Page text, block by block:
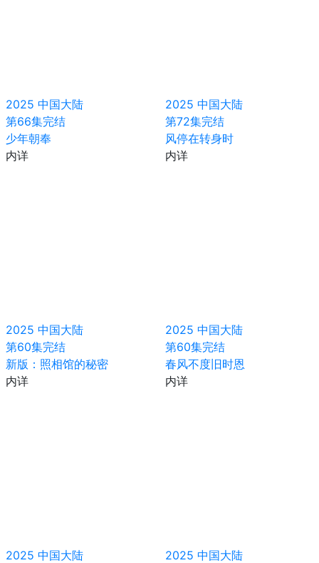
2025 中国大陆
第66集完结
少年朝奉
内详
2025 中国大陆
第72集完结
风停在转身时
内详
2025 中国大陆
第60集完结
新版：照相馆的秘密
内详
2025 中国大陆
第60集完结
春风不度旧时恩
内详
2025 中国大陆 2025 中国大陆